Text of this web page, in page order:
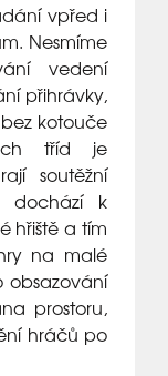
vpřed i
Nesmíme
vedení
přihrávky,
kotouče
tříd je
soutěžní
dochází k
hřiště a tím
na malé
obsazování
prostoru,
hráčů po